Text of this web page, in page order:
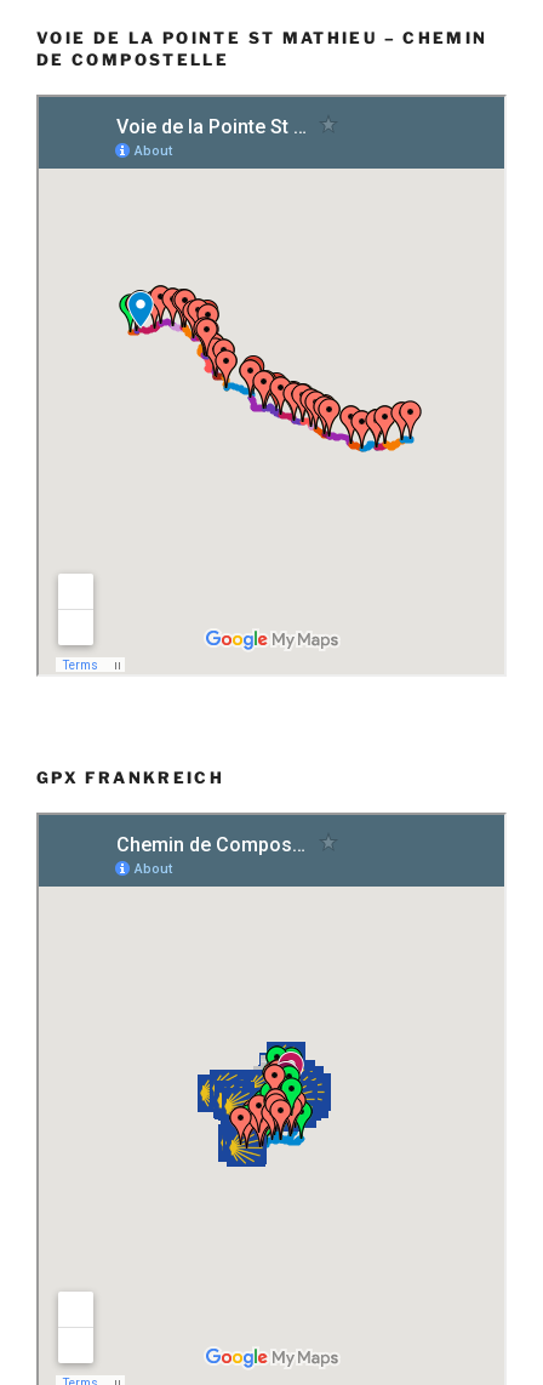
VOIE DE LA POINTE ST MATHIEU – CHEMIN
DE COMPOSTELLE
GPX FRANKREICH